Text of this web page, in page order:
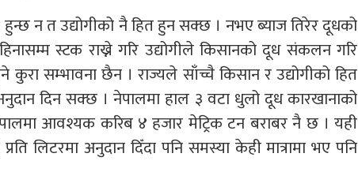
न त उद्योगीको नै हित हुन सक्छ । नभए ब्याज तिरेर दूधको
स्टक राख्ने गरि उद्योगीले किसानको दूध संकलन गरि
सम्भावना छैन । राज्यले साँच्चै किसान र उद्योगीको हित
दिन सक्छ । नेपालमा हाल ३ वटा धुलो दूध कारखानाको
आवश्यक करिब ४ हजार मेट्रिक टन बराबर नै छ । यही
लिटरमा अनुदान दिँदा पनि समस्या केही मात्रामा भए पनि